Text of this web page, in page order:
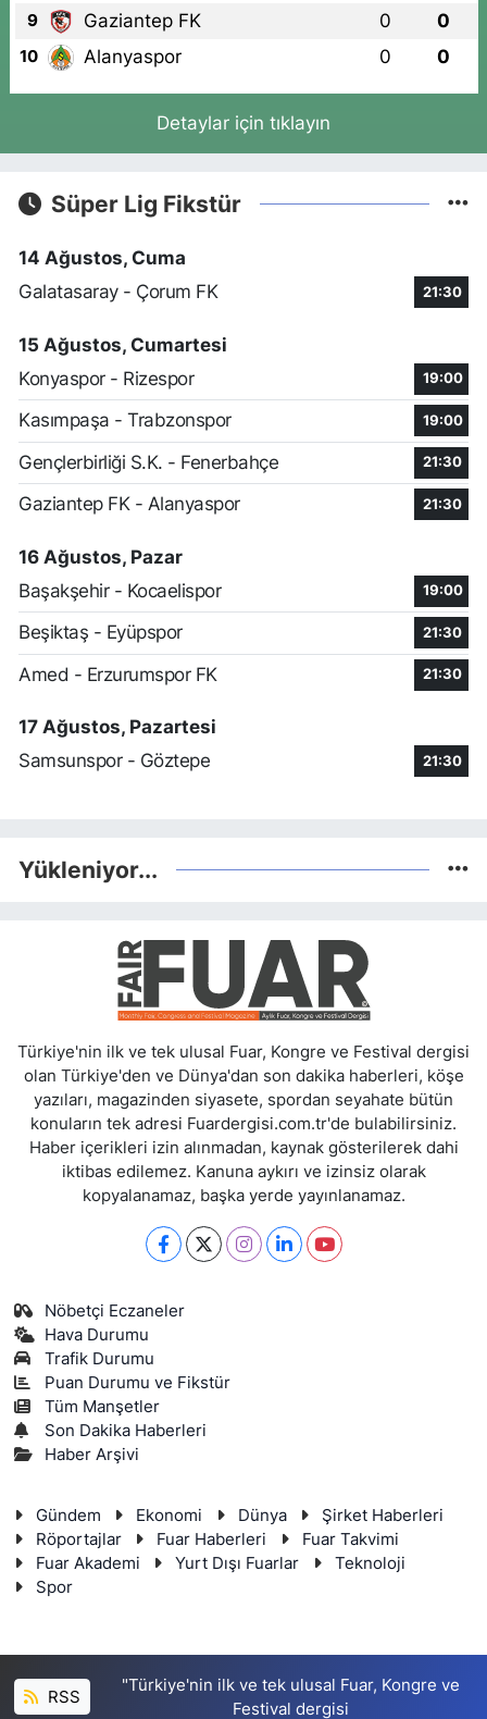
9 Gaziantep FK 0 0
10 Alanyaspor 0 0
Detaylar için tıklayın
Süper Lig Fikstür
14 Ağustos, Cuma
Galatasaray - Çorum FK
21:30
15 Ağustos, Cumartesi
Konyaspor - Rizespor
19:00
Kasımpaşa - Trabzonspor 19:00
Gençlerbirliği S.K. - Fenerbahçe 21:30
Gaziantep FK - Alanyaspor 21:30
16 Ağustos, Pazar
Başakşehir - Kocaelispor
19:00
Beşiktaş - Eyüpspor 21:30
Amed - Erzurumspor FK 21:30
17 Ağustos, Pazartesi
Samsunspor - Göztepe
21:30
Yükleniyor...
Türkiye'nin ilk ve tek ulusal Fuar, Kongre ve Festival dergisi
olan Türkiye'den ve Dünya'dan son dakika haberleri, köşe
yazıları, magazinden siyasete, spordan seyahate bütün
konuların tek adresi Fuardergisi.com.tr'de bulabilirsiniz.
Haber içerikleri izin alınmadan, kaynak gösterilerek dahi
iktibas edilemez. Kanuna aykırı ve izinsiz olarak
kopyalanamaz, başka yerde yayınlanamaz.
Nöbetçi Eczaneler
Hava Durumu
Trafik Durumu
Puan Durumu ve Fikstür
Tüm Manşetler
Son Dakika Haberleri
Haber Arşivi
Gündem Ekonomi Dünya
Şirket Haberleri
Röportajlar
Fuar Haberleri
Fuar Takvimi
Fuar Akademi
Yurt Dışı Fuarlar
Teknoloji
Spor
RSS
"Türkiye'nin ilk ve tek ulusal Fuar, Kongre ve
Festival dergisi